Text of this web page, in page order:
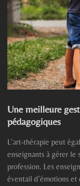
Une meilleure
pédagogiques
L’art-thérapie peut
enseignants à gérer le
profession. Les
éventail d’émotions